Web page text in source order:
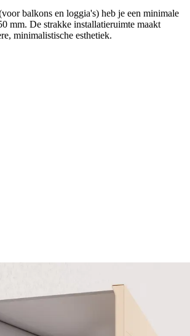
balkons en loggia's) heb je een minimale
mm. De strakke installatieruimte maakt
minimalistische esthetiek.